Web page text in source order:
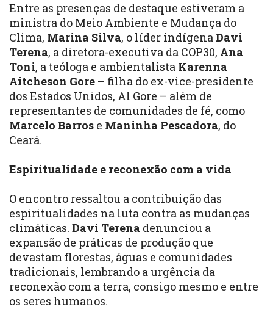
Entre as presenças de destaque estiveram a
ministra do Meio Ambiente e Mudança do
Clima, Marina Silva, o líder indígenaDavi
Terena, a diretora-executiva da COP30, Ana
Toni, a teóloga e ambientalista Karenna
Aitcheson Gore – filha do ex-vice-presidente
dos Estados Unidos, Al Gore – além de
representantes de comunidades de fé, como
Marcelo Barros e Maninha Pescadora, do
Ceará.
Espiritualidade e reconexão com a vida
O encontro ressaltou a contribuição das
espiritualidades na luta contra as mudanças
climáticas. Davi Terena denunciou a
expansão de práticas de produção que
devastam florestas, águas e comunidades
tradicionais, lembrando a urgência da
reconexão com a terra, consigo mesmo e entre
os seres humanos.